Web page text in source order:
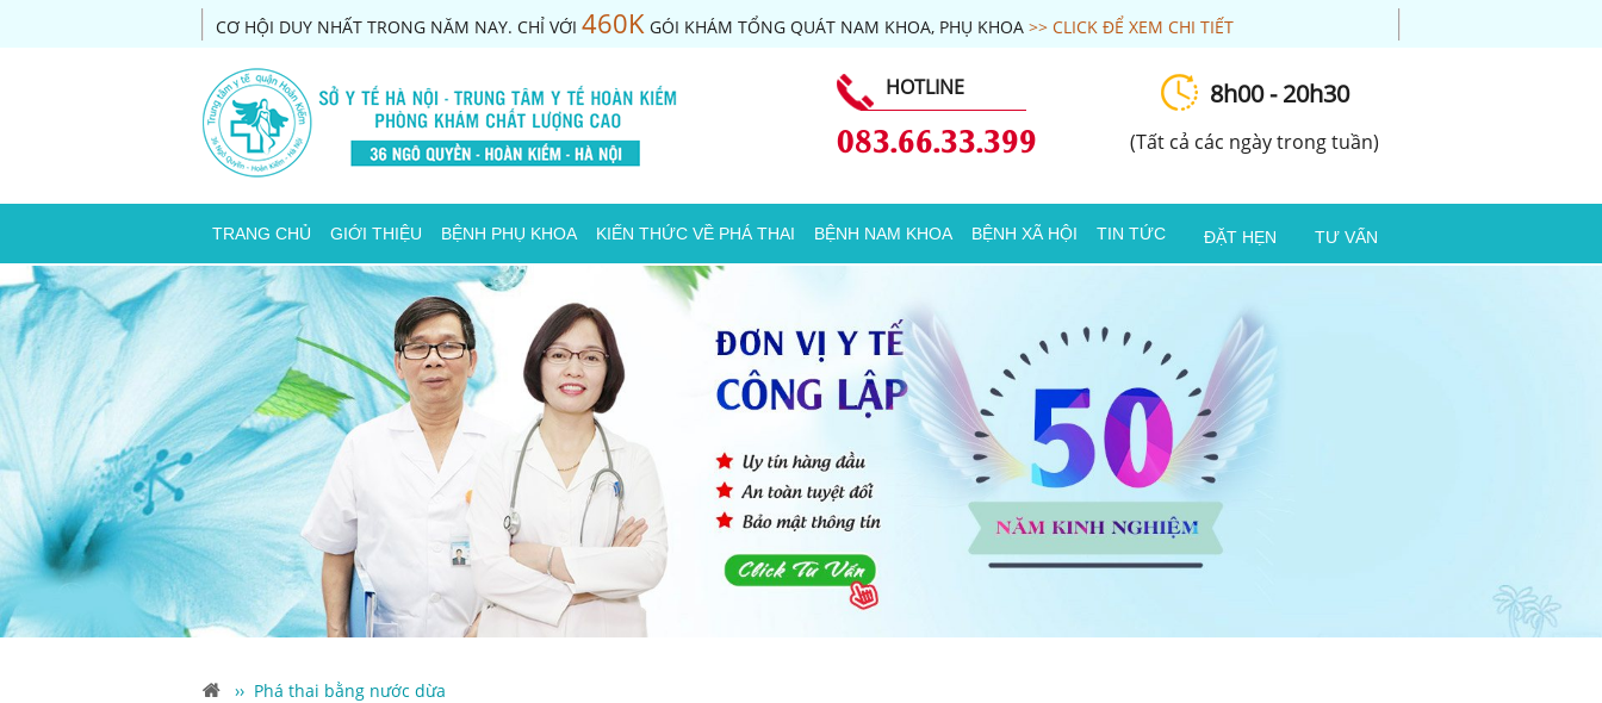
CƠ HỘI DUY NHẤT TRONG NĂM NAY. CHỈ VỚI 460KGÓI KHÁM TỔNG QUÁT NAM KHOA, PHỤ KHOA >> CLICK ĐỂ XEM CHI TIẾT
HOTLINE
083.66.33.399
8h00 - 20h30
(Tất cả các ngày trong tuần)
TRANG CHỦ GIỚI THIỆU BỆNH PHỤ KHOA KIẾN THỨC VỀ PHÁ THAI BỆNH NAM KHOA BỆNH XÃ HỘI TIN TỨC ĐẶT HẸN TƯ VẤN
›› Phá thai bằng nước dừa